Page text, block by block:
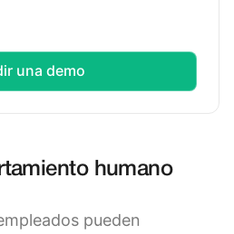
una demo
humano
pueden